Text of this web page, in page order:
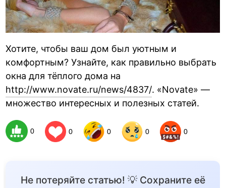
Хотите, чтобы ваш дом был уютным и
комфортным? Узнайте, как правильно выбрать
окна для тёплого дома на
http://www.novate.ru/news/4837/. «Novate» —
множество интересных и полезных статей.
0 0 0 0 0
Не потеряйте статью! 💡 Сохраните её